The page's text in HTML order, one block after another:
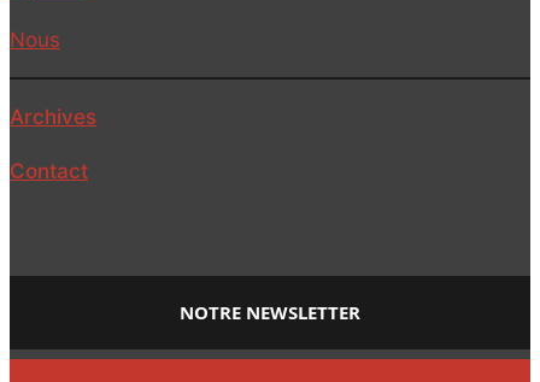
Nous
Archives
Contact
NOTRE NEWSLETTER